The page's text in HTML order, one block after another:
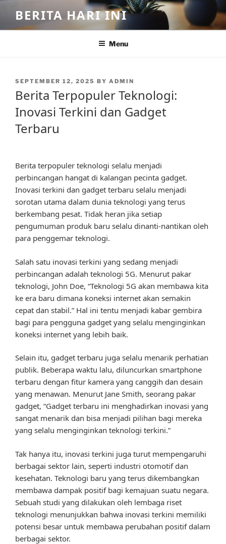
content
BERITA HARI INI
Menu
POSTED
SEPTEMBER 12, 2025 BY ADMIN
Berita Terpopuler Teknologi:
Inovasi Terkini dan Gadget
Terbaru
Berita terpopuler teknologi selalu menjadi
perbincangan hangat di kalangan pecinta gadget.
Inovasi terkini dan gadget terbaru selalu menjadi
sorotan utama dalam dunia teknologi yang terus
berkembang pesat. Tidak heran jika setiap
pengumuman produk baru selalu dinanti-nantikan oleh
para penggemar teknologi.
Salah satu inovasi terkini yang sedang menjadi
perbincangan adalah teknologi 5G. Menurut pakar
teknologi, John Doe, “Teknologi 5G akan membawa kita
ke era baru dimana koneksi internet akan semakin
cepat dan stabil.” Hal ini tentu menjadi kabar gembira
bagi para pengguna gadget yang selalu menginginkan
koneksi internet yang lebih baik.
Selain itu, gadget terbaru juga selalu menarik perhatian
publik. Beberapa waktu lalu, diluncurkan smartphone
terbaru dengan fitur kamera yang canggih dan desain
yang menawan. Menurut Jane Smith, seorang pakar
gadget, “Gadget terbaru ini menghadirkan inovasi yang
sangat menarik dan bisa menjadi pilihan bagi mereka
yang selalu menginginkan teknologi terkini.”
Tak hanya itu, inovasi terkini juga turut mempengaruhi
berbagai sektor lain, seperti industri otomotif dan
kesehatan. Teknologi baru yang terus dikembangkan
membawa dampak positif bagi kemajuan suatu negara.
Sebuah studi yang dilakukan oleh lembaga riset
teknologi menunjukkan bahwa inovasi terkini memiliki
potensi besar untuk membawa perubahan positif dalam
berbagai sektor.